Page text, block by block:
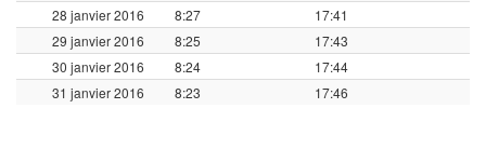
28 janvier 2016
8:27
17:41
29 janvier 2016
8:25
17:43
30 janvier 2016
8:24
17:44
31 janvier 2016
8:23 17:46